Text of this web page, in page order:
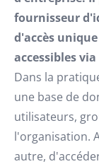
fournisseur
d'accès
accessibles
Dans la
une base de
utilisateurs,
l'organisation.
autre,